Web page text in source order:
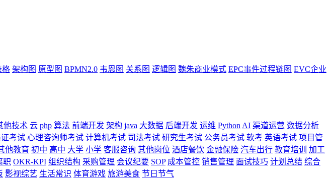
格 架构图 原型图 BPMN2.0 韦恩图 关系图 逻辑图 魏朱商业模式 EPC事件过程链图 EVC企业
他技术 云 php 算法 前端开发 架构 java 大数据 后端开发 运维 Python AI 渠道运营 数据分析
考试 心理咨询师考试 计算机考试 司法考试 研究生考试 公务员考试 软考 英语考试 项目管
他教育 初中 高中 大学 小学 客服咨询 其他岗位 酒店餐饮 金融保险 汽车出行 教育培训
加工
职 OKR-KPI 组织结构 采购管理 会议纪要 SOP 成本管控 销售管理 面试技巧 计划总结 综合
影视综艺 生活常识 体育游戏 旅游美食 节日节气